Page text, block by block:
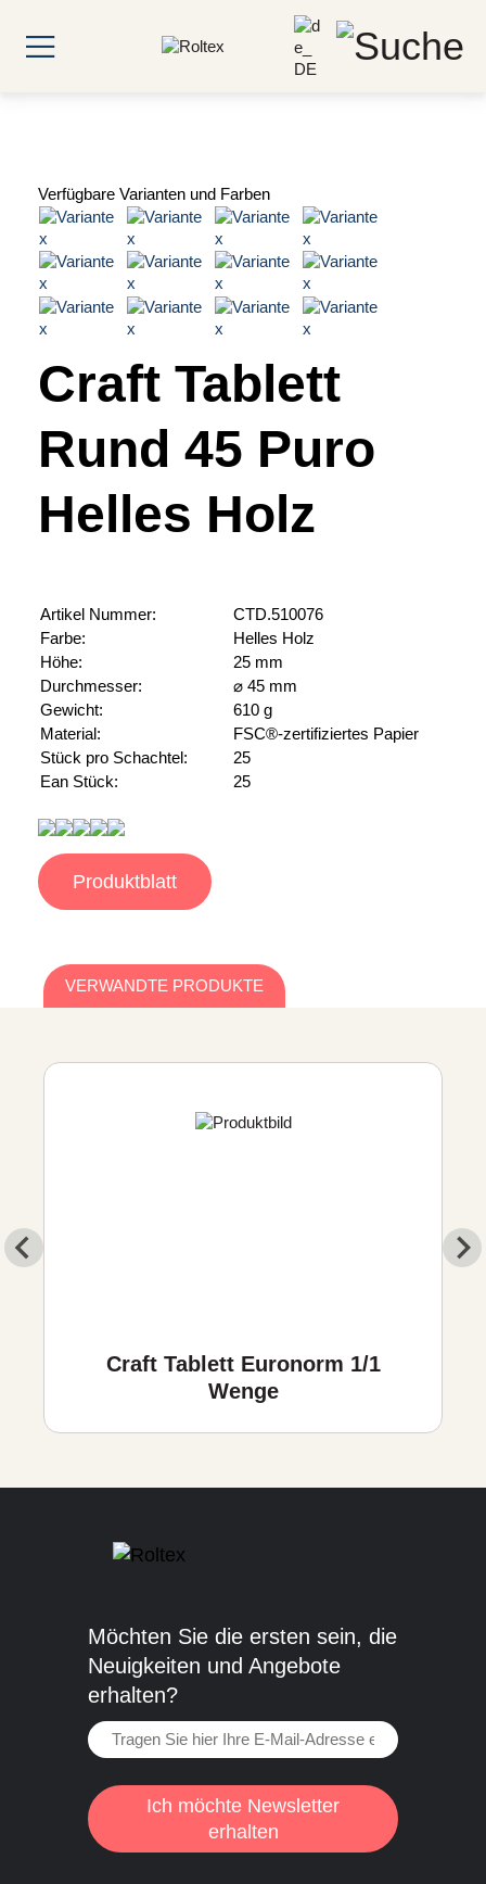
Verfügbare Varianten und Farben
Craft Tablett
Rund 45 Puro
Helles Holz
Artikel Nummer:
CTD.510076
Farbe:
Helles Holz
Höhe:
25 mm
Durchmesser:
⌀ 45 mm
Gewicht:
610 g
Material:
FSC®-zertifiziertes Papier
Stück pro Schachtel:
25
Ean Stück:
25
Produktblatt
VERWANDTE PRODUKTE
Craft Tablett Euronorm 1/1
Wenge
Möchten Sie die ersten sein, die
Neuigkeiten und Angebote
erhalten?
Ich möchte Newsletter
erhalten